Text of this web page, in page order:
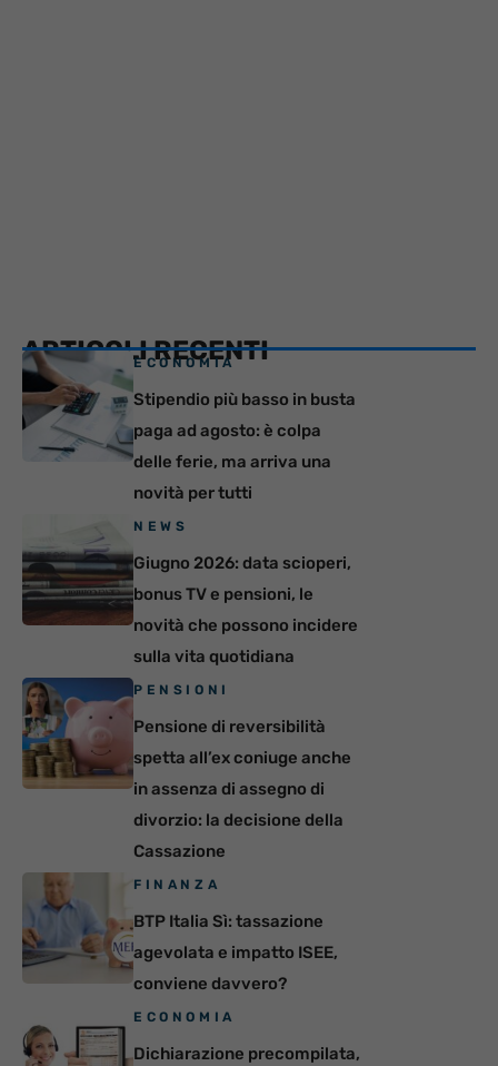
ARTICOLI RECENTI
ECONOMIA
Stipendio più basso in busta
paga ad agosto: è colpa
delle ferie, ma arriva una
novità per tutti
NEWS
Giugno 2026: data scioperi,
bonus TV e pensioni, le
novità che possono incidere
sulla vita quotidiana
PENSIONI
Pensione di reversibilità
spetta all’ex coniuge anche
in assenza di assegno di
divorzio: la decisione della
Cassazione
FINANZA
BTP Italia Sì: tassazione
agevolata e impatto ISEE,
conviene davvero?
ECONOMIA
Dichiarazione precompilata,